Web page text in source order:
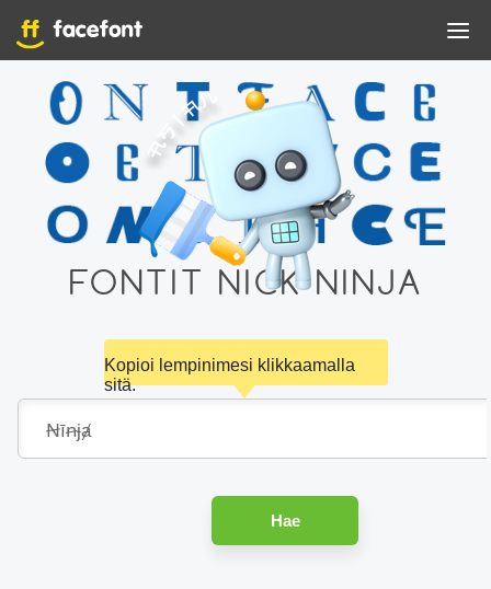
FONTIT NICK NINJA
Kopioi lempinimesi klikkaamalla
sitä.
Hae